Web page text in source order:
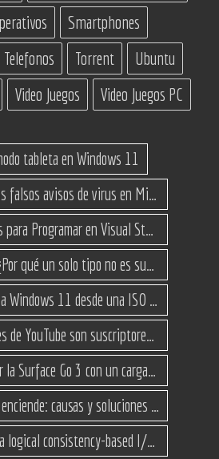
Smartphones
Telefonos Torrent
Ubuntu
Video Juegos Video Juegos PC
tableta en Windows 11
Cómo eliminar los falsos avisos de virus en Microsoft Edge
IA Constructoras para Programar en Visual Studio con C#
solo tipo no es suficiente? (Guía de variantes)
Cómo actualizar a Windows 11 desde una ISO en equipos no compatibles
¿Las promociones de YouTube son suscriptores reales o bots? Esta es la Verdad
¿Se puede cargar la Surface Go 3 con un cargador USB-C de teléfono?
Surface Go 3 no enciende: causas y soluciones paso a paso para que arranque
Server detected a logical consistency-based I/O error: incorrect pageid